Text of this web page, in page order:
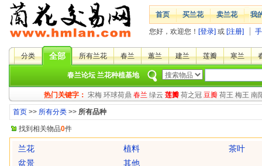
首页 买兰花 卖兰花 我
您好，欢迎您！ [登录] 或 [注册]
分类 全部 所有兰花 春兰 蕙兰 建兰 莲瓣 寒兰
春兰论坛 兰花种植基地
热门关键字： 宋梅 环球荷鼎 春兰 绿云 莲瓣 荷之冠 豆瓣 荷王 梅王 南
首页 >> 所有分类 >> 所有品种
找到相关物品0件
兰花 植料
茶叶
盆景
其他